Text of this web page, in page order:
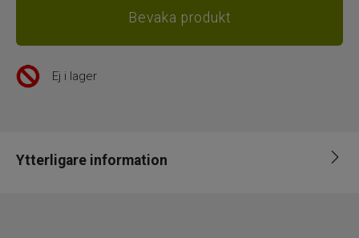
Ej i lager
Ytterligare information